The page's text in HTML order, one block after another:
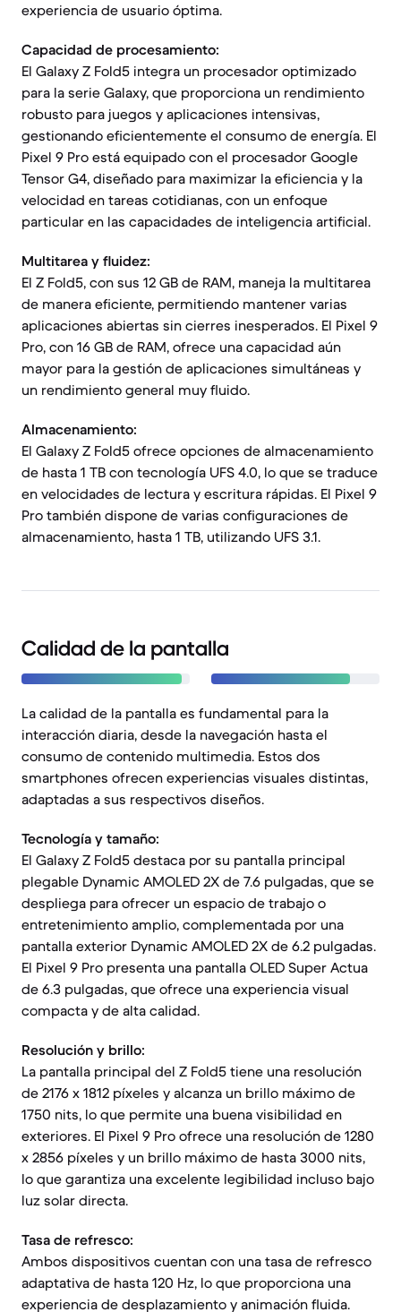
experiencia de usuario óptima.
Capacidad de procesamiento:
El Galaxy Z Fold5 integra un procesador optimizado
para la serie Galaxy, que proporciona un rendimiento
robusto para juegos y aplicaciones intensivas,
gestionando eficientemente el consumo de energía. El
Pixel 9 Pro está equipado con el procesador Google
Tensor G4, diseñado para maximizar la eficiencia y la
velocidad en tareas cotidianas, con un enfoque
particular en las capacidades de inteligencia artificial.
Multitarea y fluidez:
El Z Fold5, con sus 12 GB de RAM, maneja la multitarea
de manera eficiente, permitiendo mantener varias
aplicaciones abiertas sin cierres inesperados. El Pixel 9
Pro, con 16 GB de RAM, ofrece una capacidad aún
mayor para la gestión de aplicaciones simultáneas y
un rendimiento general muy fluido.
Almacenamiento:
El Galaxy Z Fold5 ofrece opciones de almacenamiento
de hasta 1 TB con tecnología UFS 4.0, lo que se traduce
en velocidades de lectura y escritura rápidas. El Pixel 9
Pro también dispone de varias configuraciones de
almacenamiento, hasta 1 TB, utilizando UFS 3.1.
Calidad de la pantalla
La calidad de la pantalla es fundamental para la
interacción diaria, desde la navegación hasta el
consumo de contenido multimedia. Estos dos
smartphones ofrecen experiencias visuales distintas,
adaptadas a sus respectivos diseños.
Tecnología y tamaño:
El Galaxy Z Fold5 destaca por su pantalla principal
plegable Dynamic AMOLED 2X de 7.6 pulgadas, que se
despliega para ofrecer un espacio de trabajo o
entretenimiento amplio, complementada por una
pantalla exterior Dynamic AMOLED 2X de 6.2 pulgadas.
El Pixel 9 Pro presenta una pantalla OLED Super Actua
de 6.3 pulgadas, que ofrece una experiencia visual
compacta y de alta calidad.
Resolución y brillo:
La pantalla principal del Z Fold5 tiene una resolución
de 2176 x 1812 píxeles y alcanza un brillo máximo de
1750 nits, lo que permite una buena visibilidad en
exteriores. El Pixel 9 Pro ofrece una resolución de 1280
x 2856 píxeles y un brillo máximo de hasta 3000 nits,
lo que garantiza una excelente legibilidad incluso bajo
luz solar directa.
Tasa de refresco:
Ambos dispositivos cuentan con una tasa de refresco
adaptativa de hasta 120 Hz, lo que proporciona una
experiencia de desplazamiento y animación fluida.